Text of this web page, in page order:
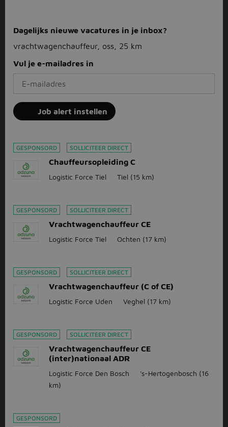
Dagelijks nieuwe vacatures in je inbox?
vrachtwagenchauffeur, oss, 25 km
Vul je e-mailadres in
Job alert instellen
GESPONSORD SOLLICITEER DIRECT
Chauffeursopleiding C
Logistic Force Tiel Tiel (15 km)
GESPONSORD SOLLICITEER DIRECT
Vrachtwagenchauffeur CE
Logistic Force Tiel Ochten (17 km)
GESPONSORD SOLLICITEER DIRECT
Vrachtwagenchauffeur (C of CE)
Logistic Force Uden Veghel (17 km)
GESPONSORD SOLLICITEER DIRECT
Vrachtwagenchauffeur CE
(inter)nationaal ADR
Logistic Force Den Bosch 's-Hertogenbosch (16
km)
GESPONSORD